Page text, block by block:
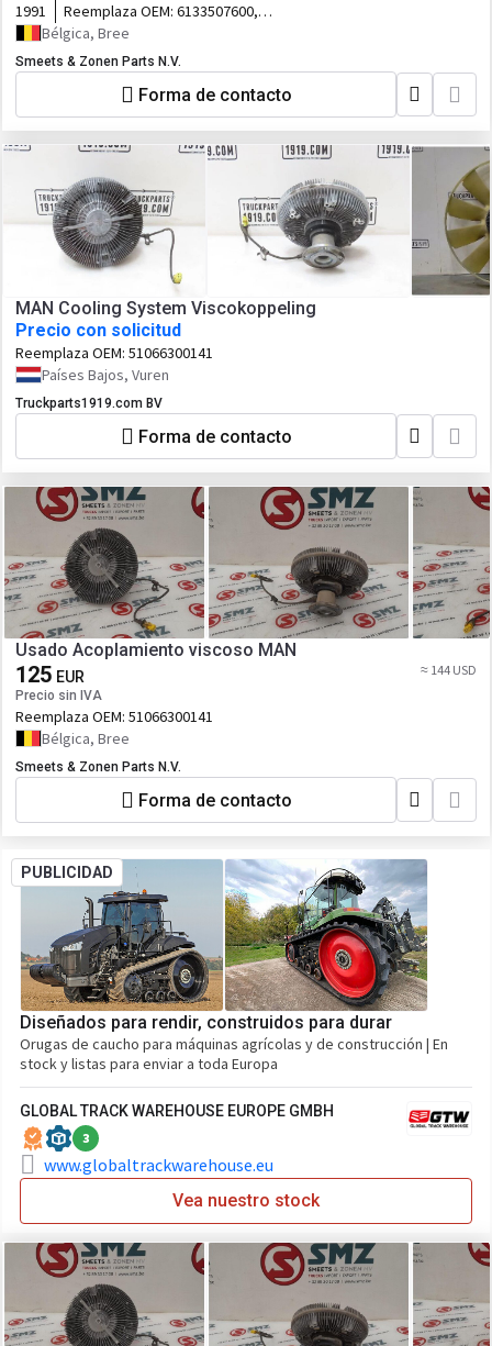
1991 Reemplaza OEM: 6133507600,
51066010214, 5106601
Bélgica, Bree
Smeets & Zonen Parts N.V.
Forma de contacto
MAN Cooling System Viscokoppeling
Precio con solicitud
Reemplaza OEM: 51066300141
Países Bajos, Vuren
Truckparts1919.com BV
Forma de contacto
Usado Acoplamiento viscoso MAN
125 EUR
Precio sin IVA
≈ 144 USD
Reemplaza OEM: 51066300141
Bélgica, Bree
Smeets & Zonen Parts N.V.
Forma de contacto
PUBLICIDAD
Diseñados para rendir, construidos para durar
Orugas de caucho para máquinas agrícolas y de construcción | En
stock y listas para enviar a toda Europa
GLOBAL TRACK WAREHOUSE EUROPE GMBH
3
www.globaltrackwarehouse.eu
Vea nuestro stock